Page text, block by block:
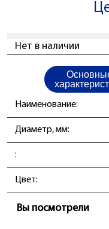
Нет в наличии
Наименование:
Диаметр, мм:
:
Цвет:
Вы посмотрели